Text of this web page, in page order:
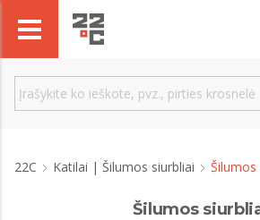
22C Katilai | Šilumos siurbliai Šilumos
Šilumos